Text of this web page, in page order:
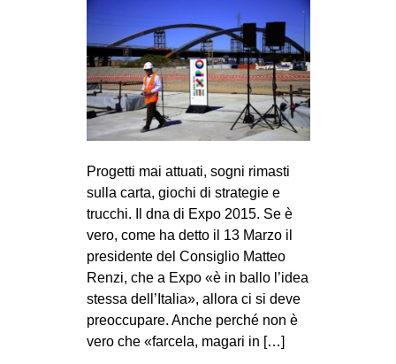
MUSICA
RECENSIONI
INTERNAZIONALE
AMERICHE
ESTREMO ORIENTE
EUROPA
MEDIO ORIENTE
MONDO
EVENTI
Progetti mai attuati, sogni rimasti
sulla carta, giochi di strategie e
trucchi. Il dna di Expo 2015. Se è
vero, come ha detto il 13 Marzo il
presidente del Consiglio Matteo
Renzi, che a Expo «è in ballo l’idea
stessa dell’Italia», allora ci si deve
preoccupare. Anche perché non è
vero che «farcela, magari in […]